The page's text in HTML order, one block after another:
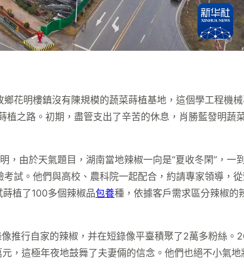
花明樓鎮沒有陳規模的蔬菜蒔植基地，這個學工程機
植之路。初期，盡管支出了辛苦的休息，肖勝藍發明蔬
由於天氣題目，湖南當地辣椒一向是“夏收冬閑”，一
試。他們與高校、農科院一起配合，約請專家領導，
植了100多個辣椒品包養種，依據客戶需求區分辣椒的
行自家的辣椒，并在短錄像平臺積聚了2萬多粉絲。
這極年夜地鼓舞了夫妻倆的信念。他們也絕不小氣地